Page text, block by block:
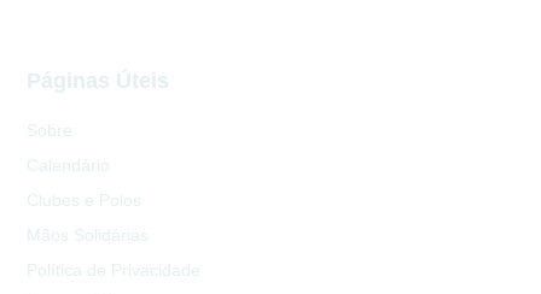
Páginas Úteis
Sobre
Calendário
Clubes e Polos
Mãos Solidárias
Política de Privacidade